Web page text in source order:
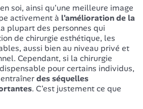
soi, ainsi qu'une meilleure image
activement à l'amélioration de la
plupart des personnes qui
de chirurgie esthétique, les
aussi bien au niveau privé et
Cependant, si la chirurgie
pour certains individus,
des séquelles
. C'est justement ce que